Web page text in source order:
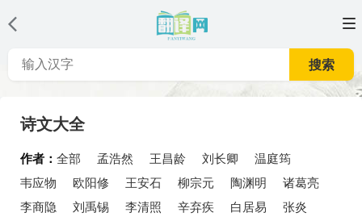
搜索
诗文大全
作者： 全部 孟浩然 王昌龄 刘长卿
温庭筠
韦应物
欧阳修 王安石 柳宗元 陶渊明
诸葛亮
李商隐
刘禹锡 李清照 辛弃疾 白居易
张炎